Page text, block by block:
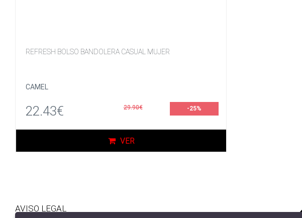
REFRESH BOLSO BANDOLERA CASUAL MUJER
CAMEL
22.43€ 29.90€ -25%
VER
AVISO LEGAL